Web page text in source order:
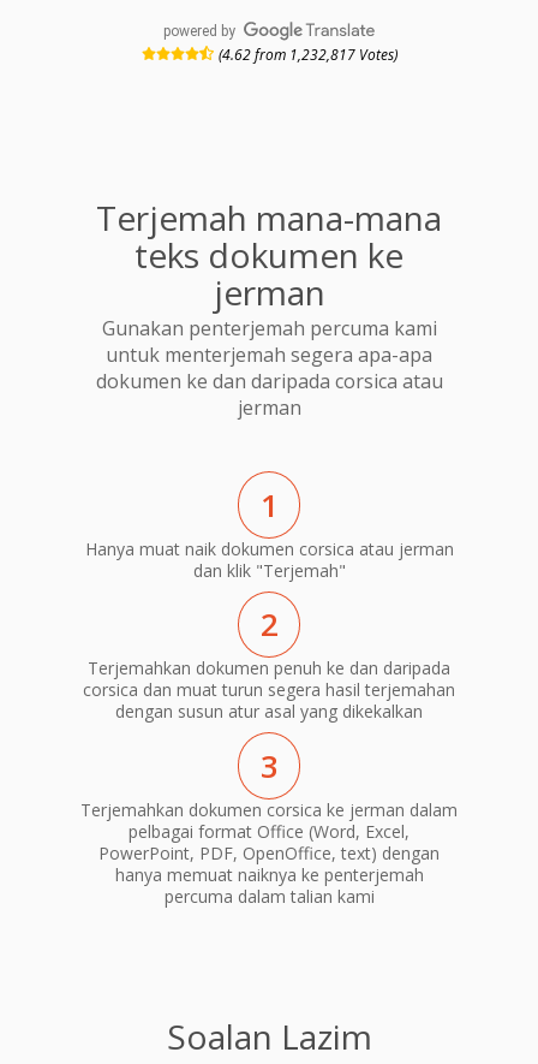
powered by
(4.62 from 1,232,817 Votes)
Terjemah mana-mana
teks dokumen ke
jerman
Gunakan penterjemah percuma kami
untuk menterjemah segera apa-apa
dokumen ke dan daripada corsica atau
jerman
1
Hanya muat naik dokumen corsica atau jerman
dan klik "Terjemah"
2
Terjemahkan dokumen penuh ke dan daripada
corsica dan muat turun segera hasil terjemahan
dengan susun atur asal yang dikekalkan
3
Terjemahkan dokumen corsica ke jerman dalam
pelbagai format Office (Word, Excel,
PowerPoint, PDF, OpenOffice, text) dengan
hanya memuat naiknya ke penterjemah
percuma dalam talian kami
Soalan Lazim